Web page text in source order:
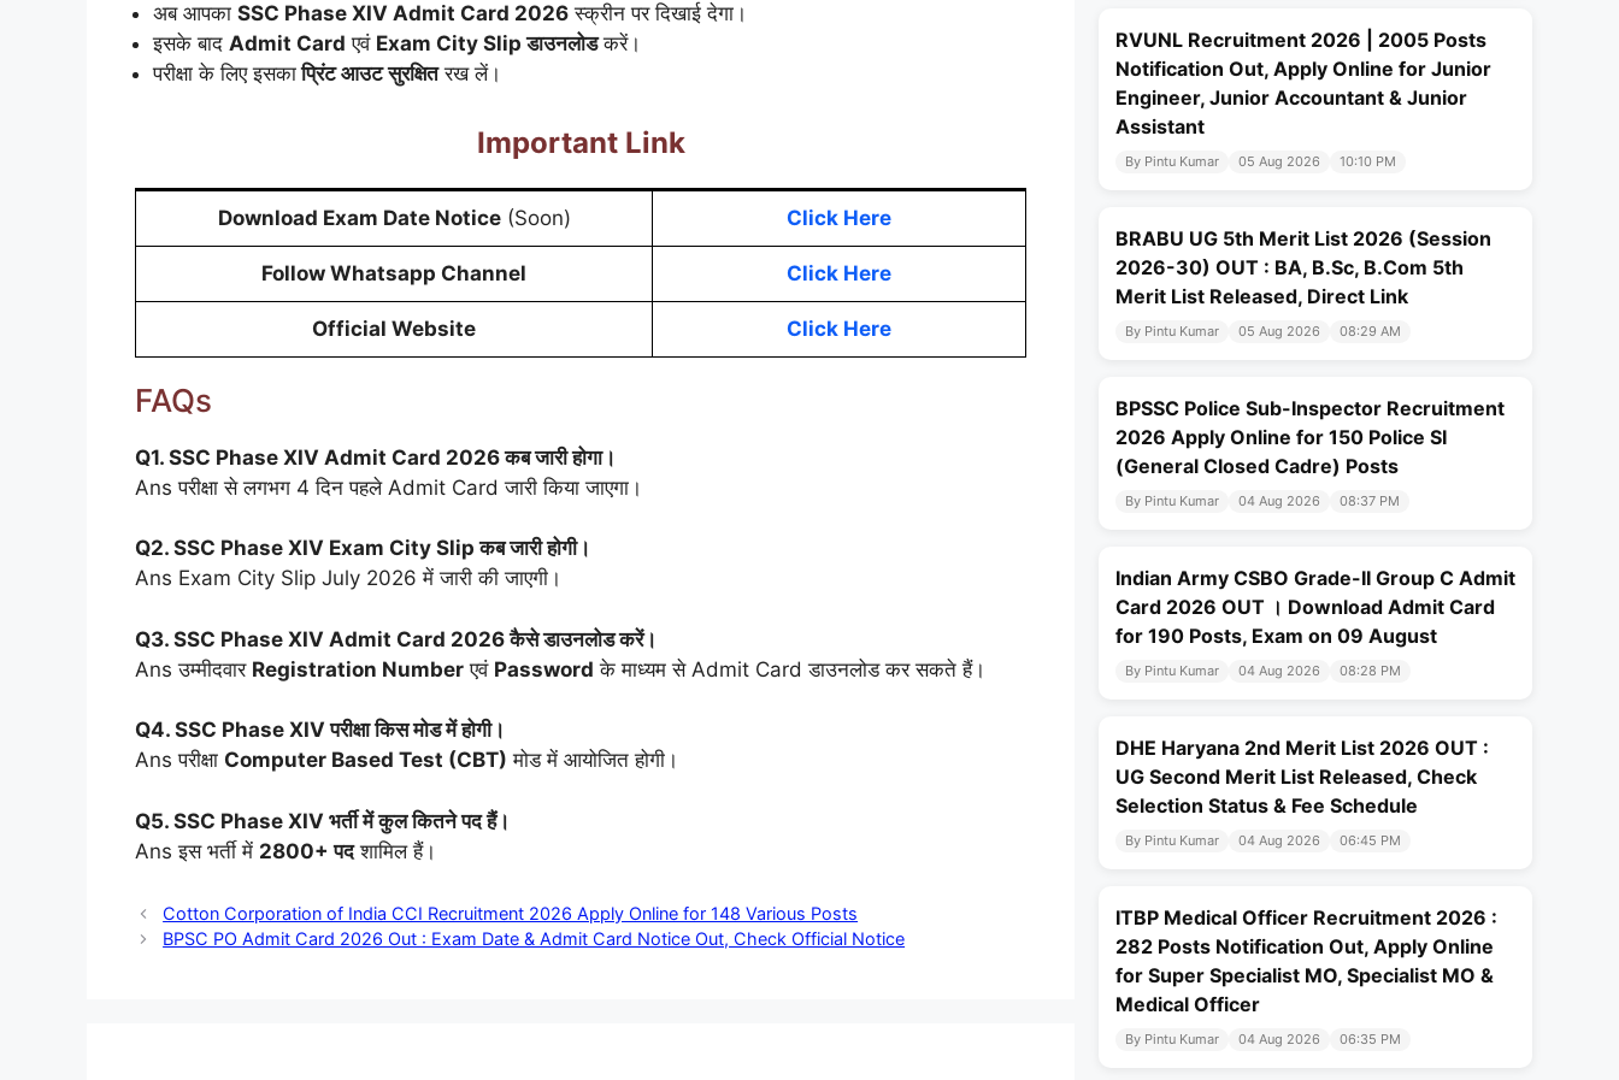
अब आपका SSC Phase XIV Admit Card 2026 स्क्रीन पर दिखाई देगा।
इसके बाद Admit Card एवं Exam City Slip डाउनलोडकरें।
परीक्षा के लिए इसकाप्रिंट आउट सुरक्षितरख लें।
Important Link
Download Exam Date Notice(Soon) Click Here
Follow Whatsapp Channel Click Here
Official Website Click Here
FAQs
Q1. SSC Phase XIV Admit Card 2026 कब जारी होगा।
Ans परीक्षा से लगभग 4 दिन पहले Admit Card जारी किया जाएगा।
Q2. SSC Phase XIV Exam City Slip कब जारी होगी।
Ans Exam City Slip July 2026 में जारी की जाएगी।
Q3. SSC Phase XIV Admit Card 2026 कैसे डाउनलोड करें।
Ans उम्मीदवार Registration Number एवं Password के माध्यम से Admit Card डाउनलोड कर सकते हैं।
Q4. SSC Phase XIV परीक्षा किस मोड में होगी।
Ans परीक्षा Computer Based Test (CBT) मोड में आयोजित होगी।
Q5. SSC Phase XIV भर्ती में कुल कितने पद हैं।
Ans इस भर्ती में 2800+ पदशामिल हैं।
Cotton Corporation of India CCI Recruitment 2026 Apply Online for 148 Various Posts
BPSC PO Admit Card 2026 Out : Exam Date & Admit Card Notice Out, Check Official Notice
RVUNL Recruitment 2026 | 2005 Posts
Notification Out, Apply Online for Junior
Engineer, Junior Accountant & Junior
Assistant
By Pintu Kumar 05 Aug 2026 10:10 PM
BRABU UG 5th Merit List 2026 (Session
2026-30) OUT : BA, B.Sc, B.Com 5th
Merit List Released, Direct Link
By Pintu Kumar 05 Aug 2026 08:29 AM
BPSSC Police Sub-Inspector Recruitment
2026 Apply Online for 150 Police SI
(General Closed Cadre) Posts
By Pintu Kumar 04 Aug 2026 08:37 PM
Indian Army CSBO Grade-II Group C Admit
Card 2026 OUT । Download Admit Card
for 190 Posts, Exam on 09 August
By Pintu Kumar 04 Aug 2026 08:28 PM
DHE Haryana 2nd Merit List 2026 OUT :
UG Second Merit List Released, Check
Selection Status & Fee Schedule
By Pintu Kumar 04 Aug 2026 06:45 PM
ITBP Medical Officer Recruitment 2026 :
282 Posts Notification Out, Apply Online
for Super Specialist MO, Specialist MO &
Medical Officer
By Pintu Kumar 04 Aug 2026 06:35 PM